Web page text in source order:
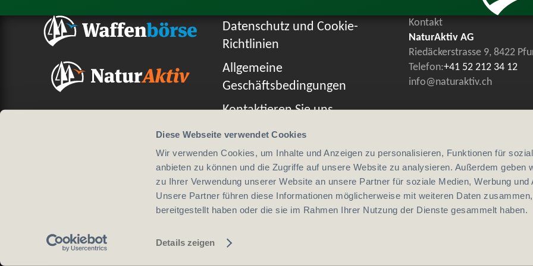
Diese Webseite verwendet Cookies
Wir verwenden Cookies, um Inhalte und Anzeigen zu personalisieren, Funktionen für
anbieten zu können und die Zugriffe auf unsere Website zu analysieren. Außerdem geben
zu Ihrer Verwendung unserer Website an unsere Partner für soziale Medien, Werbung und
Unsere Partner führen diese Informationen möglicherweise mit weiteren Daten
bereitgestellt haben oder die sie im Rahmen Ihrer Nutzung der Dienste gesammelt haben.
Details zeigen
Datenschutz und Cookie-
Richtlinien
Allgemeine
Geschäftsbedingungen
Kontaktieren Sie uns
Kontakt
NaturAktiv AG
Riedäckerstrasse 9, 8422
Telefon:+41 52 212 34 12
info@naturaktiv.ch
Design von